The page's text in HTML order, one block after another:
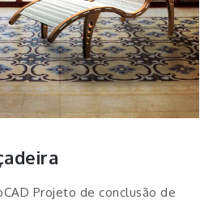
Projeto de conclusão de